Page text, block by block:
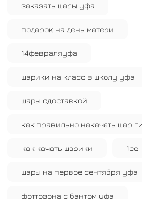
заказать шары уфа
подарок на день матери
14февраляуфа
шарики на класс в школу уфа
шары сдоставкой
как правильно накачать шар
как качать шарики
шары на первое сентября уфа
фоттозона с бантом уфа